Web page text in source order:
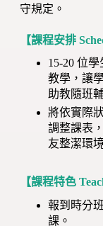
守規定。
【課程安排
15-20 位
教學，讓
助教隨班
將依實際
調整課表
友整潔環
【課程特色
報到時分
課。